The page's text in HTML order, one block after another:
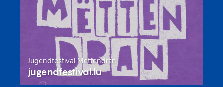
Jugendfestival Mëttendran
jugendfestival.lu